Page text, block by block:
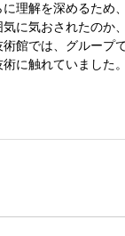
理解を深めるため
に気おされたのか
館では、グループ
に触れていました。